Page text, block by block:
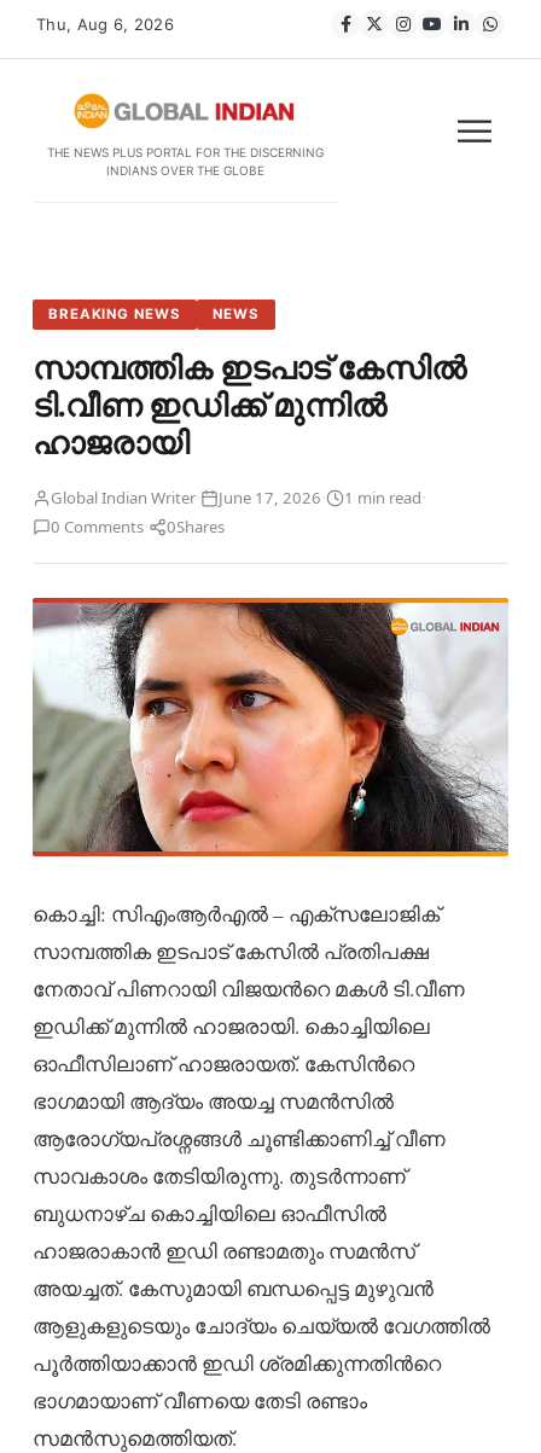
Thu, Aug 6, 2026
THE NEWS PLUS PORTAL FOR THE DISCERNING
INDIANS OVER THE GLOBE
BREAKING NEWS NEWS
സാമ്പത്തിക ഇടപാട് കേസിൽ
ടി.വീണ ഇഡിക്ക് മുന്നിൽ
ഹാജരായി
Global Indian Writer· June 17, 2026· 1 min read·
0 Comments· 0Shares
കൊച്ചി: സിഎംആർഎൽ – എക്സലോജിക്
സാമ്പത്തിക ഇടപാട് കേസിൽ പ്രതിപക്ഷ
നേതാവ് പിണറായി വിജയന്‍റെ മകൾ ടി.വീണ
ഇഡിക്ക് മുന്നിൽ ഹാജരായി. കൊച്ചിയിലെ
ഓഫീസിലാണ് ഹാജരായത്. കേസിന്‍റെ
ഭാഗമായി ആദ്യം അയച്ച സമൻസിൽ
ആരോഗ്യപ്രശ്നങ്ങൾ ചൂണ്ടിക്കാണിച്ച് വീണ
സാവകാശം തേടിയിരുന്നു. തുടർന്നാണ്
ബുധനാഴ്ച കൊച്ചിയിലെ ഓഫീസിൽ
ഹാജരാകാൻ ഇഡി രണ്ടാമതും സമൻസ്
അയച്ചത്. കേസുമായി ബന്ധപ്പെട്ട മുഴുവൻ
ആളുകളുടെയും ചോദ്യം ചെയ്യൽ വേഗത്തിൽ
പൂർത്തിയാക്കാൻ ഇഡി ശ്രമിക്കുന്നതിന്‍റെ
ഭാഗമായാണ് വീണയെ തേടി രണ്ടാം
സമൻസുമെത്തിയത്.